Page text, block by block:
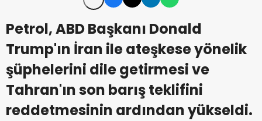
Petrol, ABD Başkanı Donald
Trump'ın İran ile ateşkese yönelik
şüphelerini dile getirmesi ve
Tahran'ın son barış teklifini
reddetmesinin ardından yükseldi.